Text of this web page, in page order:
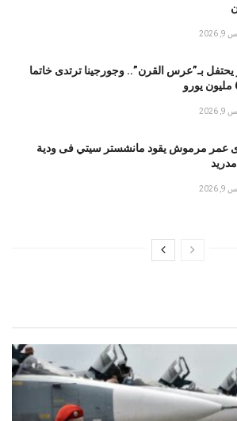
يحتفل بـ”عرس القرن”.. وجورجينا ترتدى خاتما
عمر مرموش يقود مانشستر سيتي فى ودية
مدريد